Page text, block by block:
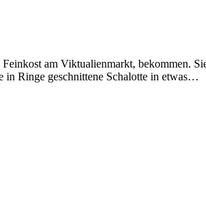
am Viktualienmarkt, bekommen.
in Ringe geschnittene Schalotte in etwas…